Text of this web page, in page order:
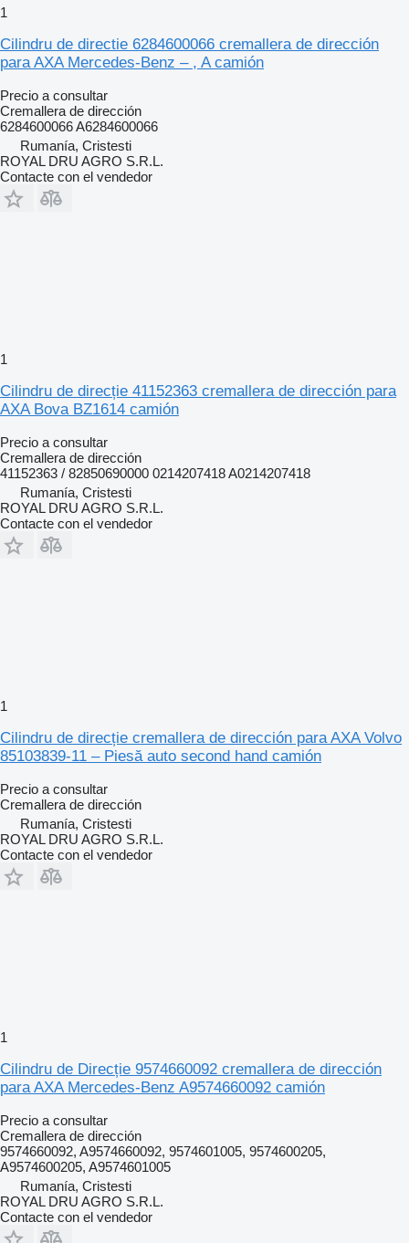
1
Cilindru de directie 6284600066 cremallera de dirección
para AXA Mercedes-Benz – , A camión
Precio a consultar
Cremallera de dirección
6284600066 A6284600066
Rumanía, Cristesti
ROYAL DRU AGRO S.R.L.
Contacte con el vendedor
1
Cilindru de direcție 41152363 cremallera de dirección para
AXA Bova BZ1614 camión
Precio a consultar
Cremallera de dirección
41152363 / 82850690000 0214207418 A0214207418
Rumanía, Cristesti
ROYAL DRU AGRO S.R.L.
Contacte con el vendedor
1
Cilindru de direcție cremallera de dirección para AXA Volvo
85103839-11 – Piesă auto second hand camión
Precio a consultar
Cremallera de dirección
Rumanía, Cristesti
ROYAL DRU AGRO S.R.L.
Contacte con el vendedor
1
Cilindru de Direcție 9574660092 cremallera de dirección
para AXA Mercedes-Benz A9574660092 camión
Precio a consultar
Cremallera de dirección
9574660092, A9574660092, 9574601005, 9574600205,
A9574600205, A9574601005
Rumanía, Cristesti
ROYAL DRU AGRO S.R.L.
Contacte con el vendedor